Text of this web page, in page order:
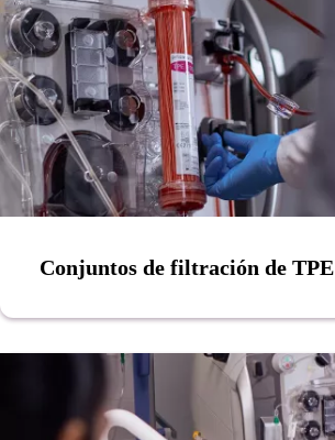
Conjuntos de filtración de TPE